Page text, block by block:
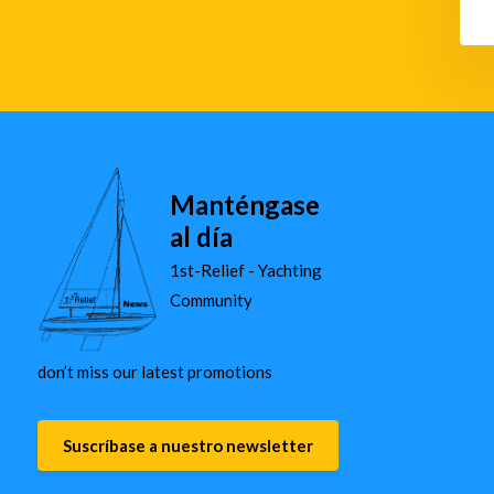
Manténgase
al día
1st-Relief - Yachting
Community
don’t miss our latest promotions
Suscríbase a nuestro newsletter